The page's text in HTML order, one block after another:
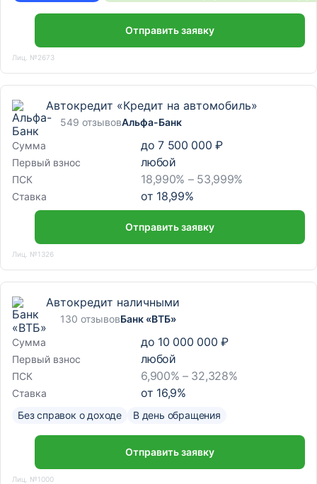
Отправить заявку
Лиц. №2673
Автокредит «Кредит на автомобиль»
549 отзывовАльфа-Банк
Сумма
до 7 500 000 ₽
Первый взнос любой
ПСК 18,990% – 53,999%
Ставка от 18,99%
Отправить заявку
Лиц. №1326
Автокредит наличными
130 отзывовБанк «ВТБ»
Сумма
до 10 000 000 ₽
Первый взнос любой
ПСК 6,900% – 32,328%
Ставка от 16,9%
Без справок о доходе В день обращения
Отправить заявку
Лиц. №1000